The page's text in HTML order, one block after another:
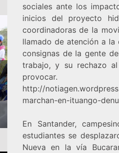
sociales ante los
inicios del proyecto
coordinadoras de la
llamado de atención a la
consignas de la gente
trabajo, y su rechazo
provocar.
http://
marchan-en-ituango-
En Santander,
estudiantes se
Nueva en la vía